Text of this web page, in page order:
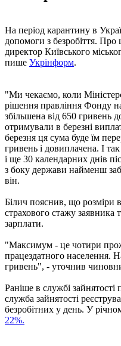
На період карантину в
допомоги з безробіття. Про
директор Київського
пише Укрінформ.
"Ми чекаємо, коли
рішення правління Фонду
збільшена від 650 гривень
отримували в березні
березня ця сума буде їм
гривень і довиплачена. І
і ще 30 календарних днів
з боку держави найменш
він.
Білич пояснив, що розміри
страхового стажу заявника
зарплати.
"Максимум - це чотири
працездатного населення.
гривень", - уточнив
Раніше в службі
служба зайнятості
безробітних у день. У
22%.